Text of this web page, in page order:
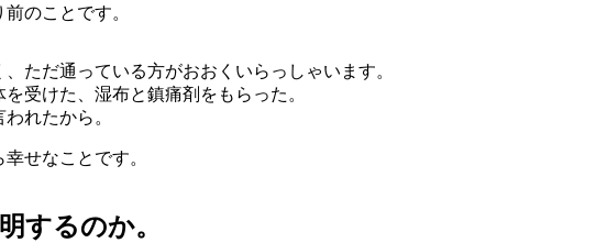
のことです。
ただ通っている方がおおくいらっしゃいます。
受けた、湿布と鎮痛剤をもらった。
れたから。
せなことです。
するのか。